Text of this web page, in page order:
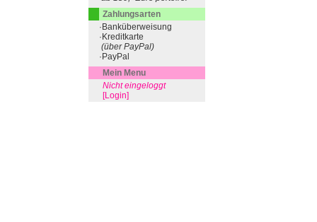
Zahlungsarten
·Banküberweisung
·Kreditkarte
(über PayPal)
·PayPal
Mein Menu
Nicht eingeloggt
[Login]